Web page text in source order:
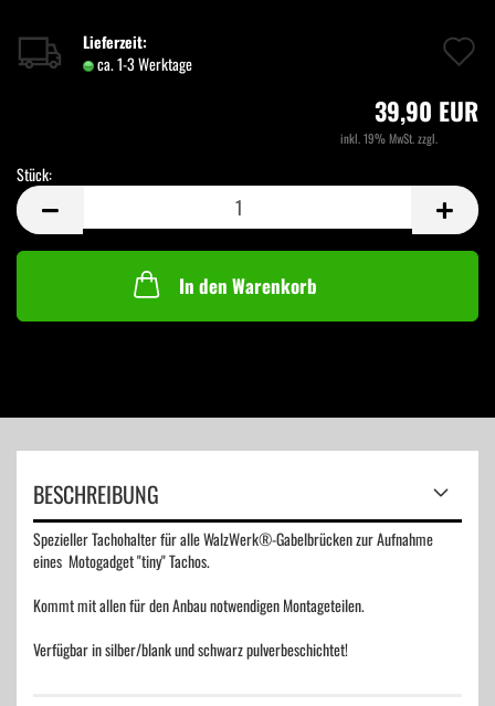
Lieferzeit:
ca. 1-3 Werktage
39,90 EUR
inkl. 19% MwSt. zzgl.
Stück:
Stück
In den Warenkorb
BESCHREIBUNG
Spezieller Tachohalter für alle WalzWerk®-Gabelbrücken zur Aufnahme
eines Motogadget "tiny" Tachos.
Kommt mit allen für den Anbau notwendigen Montageteilen.
Verfügbar in silber/blank und schwarz pulverbeschichtet!